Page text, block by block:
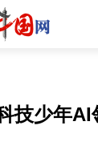
技少年AI